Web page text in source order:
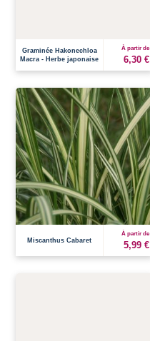
Graminée Hakonechloa
Macra - Herbe japonaise
À partir de
6,30 €
Miscanthus Cabaret
À partir de
5,99 €